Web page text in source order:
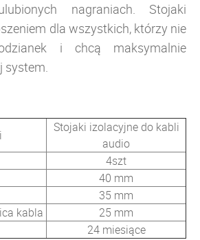
nagraniach. Stojaki
dla wszystkich, którzy nie
i chcą maksymalnie
system.
Stojaki izolacyjne do kabli
audio
4szt
40 mm
35 mm
kabla
25 mm
24 miesiące